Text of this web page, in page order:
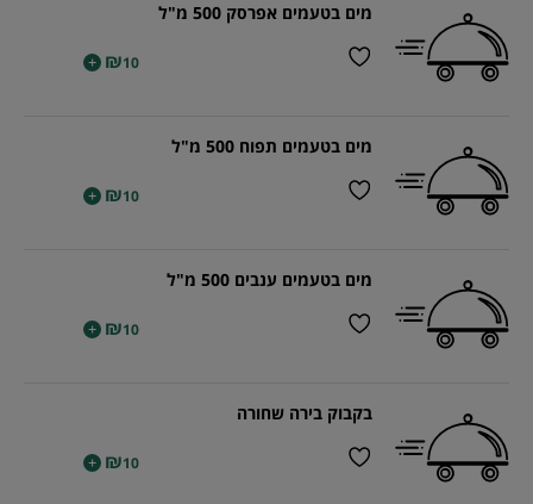
מים בטעמים אפרסק 500 מ"ל
₪10
+
מים בטעמים תפוח 500 מ"ל
₪10
+
מים בטעמים ענבים 500 מ"ל
₪10
+
בקבוק בירה שחורה
₪10
+